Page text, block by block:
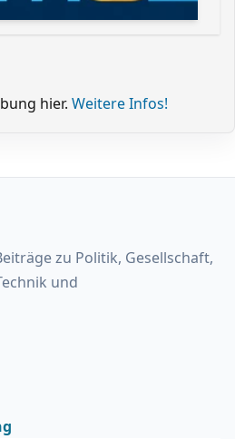
hier. Weitere Infos!
zu Politik, Gesellschaft,
und